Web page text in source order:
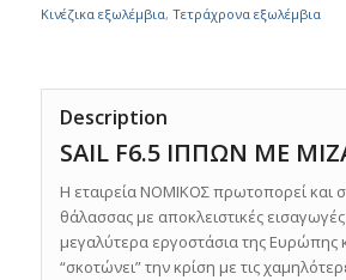
Κινέζικα εξωλέμβια, Τετράχρονα εξωλέμβια
Description
SAIL F6.5 ΙΠΠΩΝ ΜΕ
Η εταιρεία ΝΟΜΙΚΟΣ πρωτοπορεί και
θάλασσας με αποκλειστικές
μεγαλύτερα εργοστάσια της Ευρώπης
“σκοτώνει” την κρίση με τις